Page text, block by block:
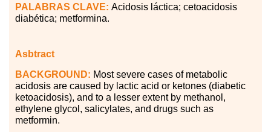
PALABRAS CLAVE: Acidosis láctica; cetoacidosis
diabética; metformina.
Asbtract
BACKGROUND: Most severe cases of metabolic
acidosis are caused by lactic acid or ketones (diabetic
ketoacidosis), and to a lesser extent by methanol,
ethylene glycol, salicylates, and drugs such as
metformin.